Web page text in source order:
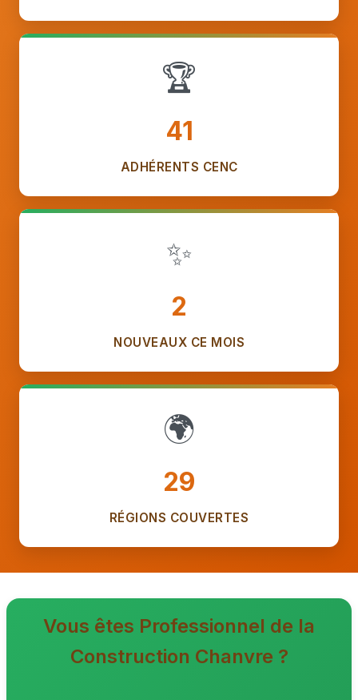
🏆
41
ADHÉRENTS CENC
✨
2
NOUVEAUX CE MOIS
🌍
29
RÉGIONS COUVERTES
Vous êtes Professionnel de la
Construction Chanvre ?